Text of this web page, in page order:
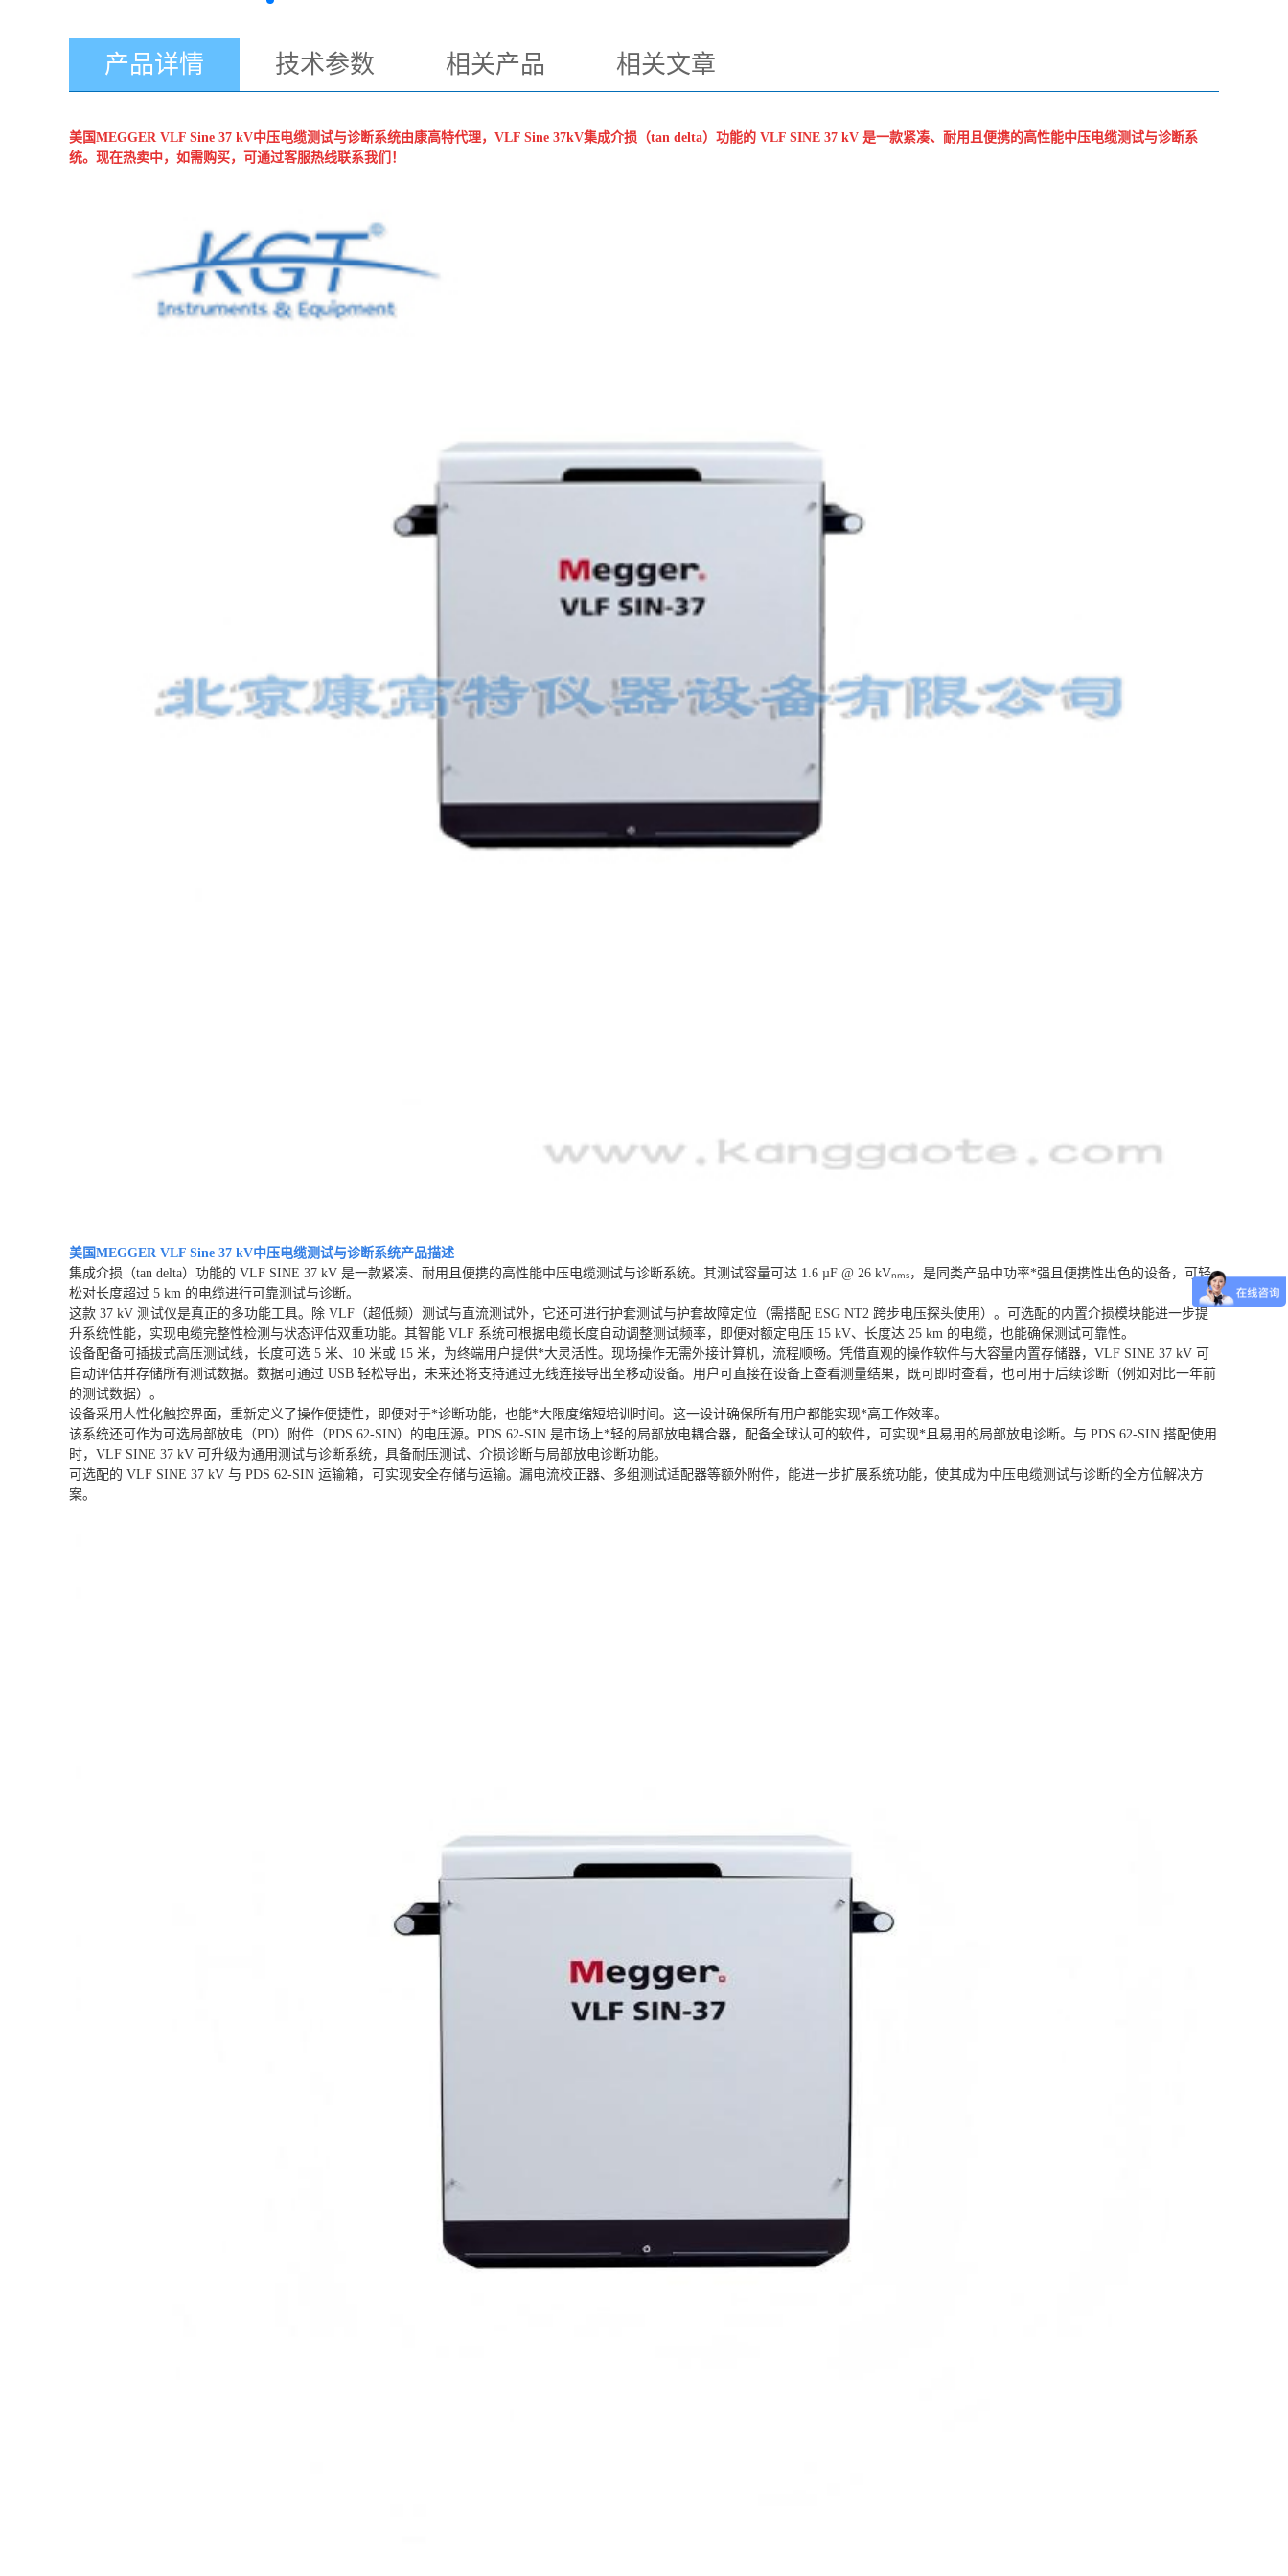
产品详情 技术参数 相关产品 相关文章
美国MEGGER VLF Sine 37 kV中压电缆测试与诊断系统由康高特代理，VLF Sine 37kV集成介损（tan delta）功能的 VLF SINE 37 kV 是一款紧凑、耐用且便携的高性能中压电缆测试与诊断系
统。现在热卖中，如需购买，可通过客服热线联系我们！
美国MEGGER VLF Sine 37 kV中压电缆测试与诊断系统产品描述
集成介损（tan delta）功能的 VLF SINE 37 kV 是一款紧凑、耐用且便携的高性能中压电缆测试与诊断系统。其测试容量可达 1.6 µF @ 26 kVₙₘₛ，是同类产品中功率*强且便携性出色的设备，可轻
松对长度超过 5 km 的电缆进行可靠测试与诊断。
这款 37 kV 测试仪是真正的多功能工具。除 VLF（超低频）测试与直流测试外，它还可进行护套测试与护套故障定位（需搭配 ESG NT2 跨步电压探头使用）。可选配的内置介损模块能进一步提
升系统性能，实现电缆完整性检测与状态评估双重功能。其智能 VLF 系统可根据电缆长度自动调整测试频率，即便对额定电压 15 kV、长度达 25 km 的电缆，也能确保测试可靠性。
设备配备可插拔式高压测试线，长度可选 5 米、10 米或 15 米，为终端用户提供*大灵活性。现场操作无需外接计算机，流程顺畅。凭借直观的操作软件与大容量内置存储器，VLF SINE 37 kV 可
自动评估并存储所有测试数据。数据可通过 USB 轻松导出，未来还将支持通过无线连接导出至移动设备。用户可直接在设备上查看测量结果，既可即时查看，也可用于后续诊断（例如对比一年前
的测试数据）。
设备采用人性化触控界面，重新定义了操作便捷性，即便对于*诊断功能，也能*大限度缩短培训时间。这一设计确保所有用户都能实现*高工作效率。
该系统还可作为可选局部放电（PD）附件（PDS 62-SIN）的电压源。PDS 62-SIN 是市场上*轻的局部放电耦合器，配备全球认可的软件，可实现*且易用的局部放电诊断。与 PDS 62-SIN 搭配使用
时，VLF SINE 37 kV 可升级为通用测试与诊断系统，具备耐压测试、介损诊断与局部放电诊断功能。
可选配的 VLF SINE 37 kV 与 PDS 62-SIN 运输箱，可实现安全存储与运输。漏电流校正器、多组测试适配器等额外附件，能进一步扩展系统功能，使其成为中压电缆测试与诊断的全方位解决方
案。